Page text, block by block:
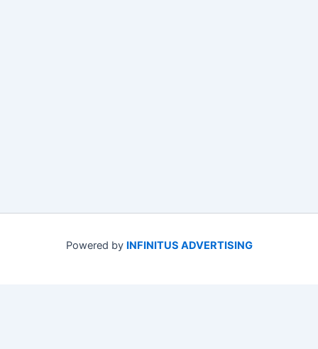
Powered by INFINITUS ADVERTISING